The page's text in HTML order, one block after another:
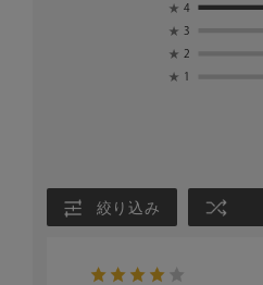
★ 4
★ 3
★ 2
★ 1
絞り込み